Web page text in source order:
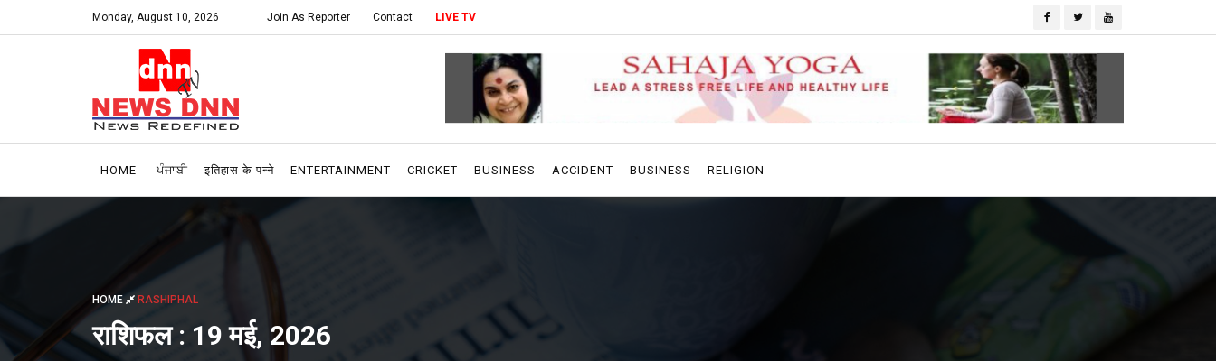
Monday, August 10, 2026 Join As Reporter Contact LIVE TV
HOME ਪੰਜਾਬੀ इतिहास के पन्ने ENTERTAINMENT CRICKET BUSINESS ACCIDENT BUSINESS RELIGION
HOME RASHIPHAL
राशिफल : 19 मई, 2026